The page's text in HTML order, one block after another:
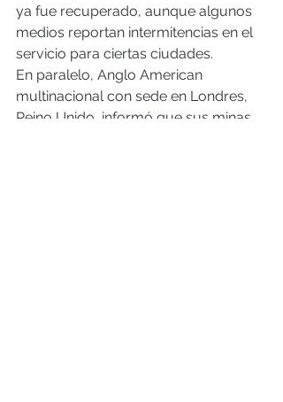
ya fue recuperado, aunque algunos
medios reportan intermitencias en el
servicio para ciertas ciudades.
En paralelo, Anglo American
multinacional con sede en Londres,
Reino Unido, informó que sus minas